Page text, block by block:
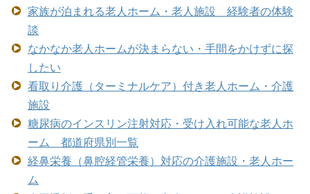
家族が泊まれる老人ホーム・老人施設 経験者の体験
談
なかなか老人ホームが決まらない・手間をかけずに探
したい
看取り介護（ターミナルケア）付き老人ホーム・介護
施設
糖尿病のインスリン注射対応・受け入れ可能な老人ホ
ーム 都道府県別一覧
経鼻栄養（鼻腔経管栄養）対応の介護施設・老人ホー
ム